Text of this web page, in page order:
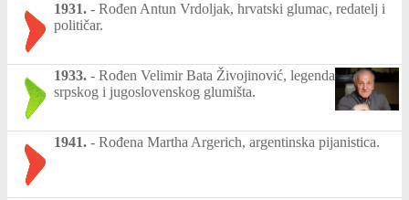
1931. - Rođen Antun Vrdoljak, hrvatski glumac, redatelj i
političar.
1933. - Rođen Velimir Bata Živojinović, legenda
srpskog i jugoslovenskog glumišta.
1941. - Rođena Martha Argerich, argentinska pijanistica.